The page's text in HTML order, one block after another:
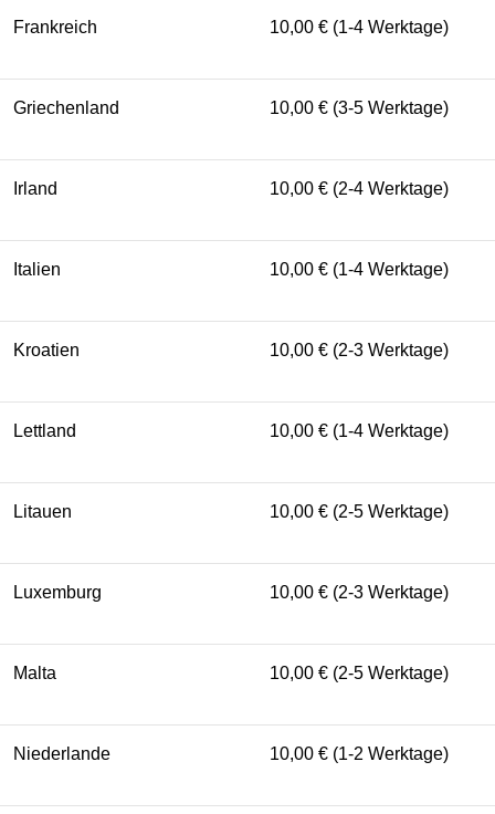
Frankreich 10,00 € (1-4 Werktage)
Griechenland 10,00 € (3-5 Werktage)
Irland 10,00 € (2-4 Werktage)
Italien 10,00 € (1-4 Werktage)
Kroatien 10,00 € (2-3 Werktage)
Lettland 10,00 € (1-4 Werktage)
Litauen 10,00 € (2-5 Werktage)
Luxemburg 10,00 € (2-3 Werktage)
Malta 10,00 € (2-5 Werktage)
Niederlande 10,00 € (1-2 Werktage)